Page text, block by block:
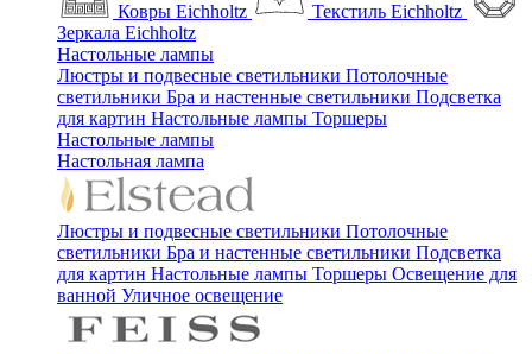
Ковры Eichholtz
Текстиль Eichholtz
Зеркала Eichholtz
Настольные лампы
Люстры и подвесные светильники Потолочные
светильники Бра и настенные светильники Подсветка
для картин Настольные лампы Торшеры
Настольные лампы
Настольная лампа
Люстры и подвесные светильники Потолочные
светильники Бра и настенные светильники Подсветка
для картин Настольные лампы Торшеры Освещение для
ванной Уличное освещение